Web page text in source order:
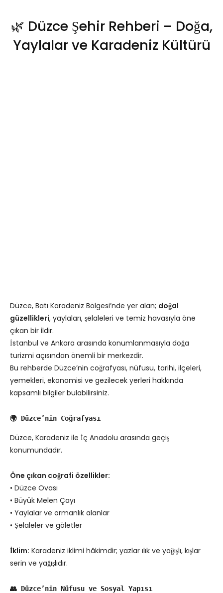
🌿 Düzce Şehir Rehberi – Doğa,
Yaylalar ve Karadeniz Kültürü
Düzce, Batı Karadeniz Bölgesi’nde yer alan; doğal
güzellikleri, yaylaları, şelaleleri ve temiz havasıyla öne
çıkan bir ildir.
İstanbul ve Ankara arasında konumlanmasıyla doğa
turizmi açısından önemli bir merkezdir.
Bu rehberde Düzce’nin coğrafyası, nüfusu, tarihi, ilçeleri,
yemekleri, ekonomisi ve gezilecek yerleri hakkında
kapsamlı bilgiler bulabilirsiniz.
🌍 Düzce’nin Coğrafyası
Düzce, Karadeniz ile İç Anadolu arasında geçiş
konumundadır.
Öne çıkan coğrafi özellikler:
• Düzce Ovası
• Büyük Melen Çayı
• Yaylalar ve ormanlık alanlar
• Şelaleler ve göletler
İklim: Karadeniz iklimi hâkimdir; yazlar ılık ve yağışlı, kışlar
serin ve yağışlıdır.
👥 Düzce’nin Nüfusu ve Sosyal Yapısı